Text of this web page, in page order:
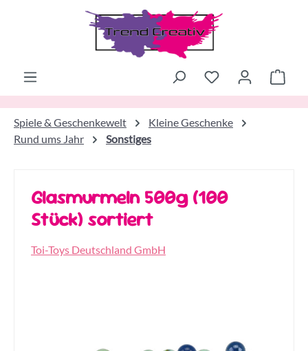
Zum Hauptinhalt springen
Spiele & Geschenkewelt
Kleine Geschenke
Rund ums Jahr
Sonstiges
Glasmurmeln 500g (100
Stück) sortiert
Toi-Toys Deutschland GmbH